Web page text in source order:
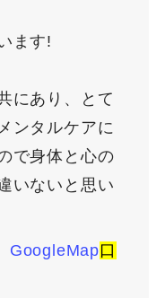
ます!
にあり、とて
ンタルケアに
で身体と心の
いないと思い
GoogleMap口